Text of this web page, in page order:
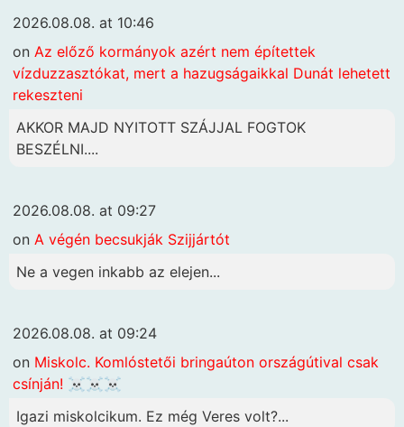
2026.08.08. at 10:46
on Az előző kormányok azért nem építettek
vízduzzasztókat, mert a hazugságaikkal Dunát lehetett
rekeszteni
AKKOR MAJD NYITOTT SZÁJJAL FOGTOK
BESZÉLNI....
2026.08.08. at 09:27
on A végén becsukják Szijjártót
Ne a vegen inkabb az elejen...
2026.08.08. at 09:24
on Miskolc. Komlóstetői bringaúton országútival csak
csínján! ☠️☠️☠️
Igazi miskolcikum. Ez még Veres volt?...